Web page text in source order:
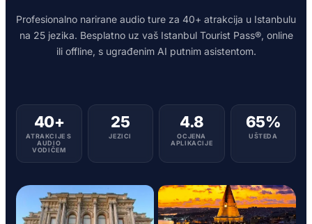
Profesionalno narirane audio ture za 40+ atrakcija u Istanbulu
na 25 jezika. Besplatno uz vaš Istanbul Tourist Pass®, online
ili offline, s ugrađenim AI putnim asistentom.
40+
ATRAKCIJE S
AUDIO
VODIČEM
25
JEZICI
4.8
OCJENA
APLIKACIJE
65%
UŠTEDA